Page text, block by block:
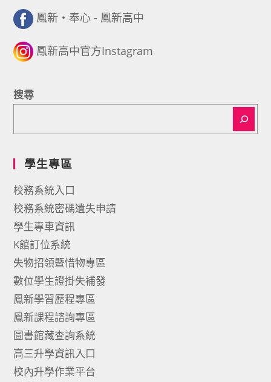
鳳新・奉心 - 鳳新高中
鳳新高中官方Instagram
搜尋
學生專區
校務系統入口
校務系統密碼遺失申請
學生專車資訊
K館訂位系統
失物招領暨惜物專區
數位學生證掛失補發
鳳新學習歷程專區
鳳新課程諮詢專區
圖書館藏查詢系統
高三升學資訊入口
校內升學作業平台